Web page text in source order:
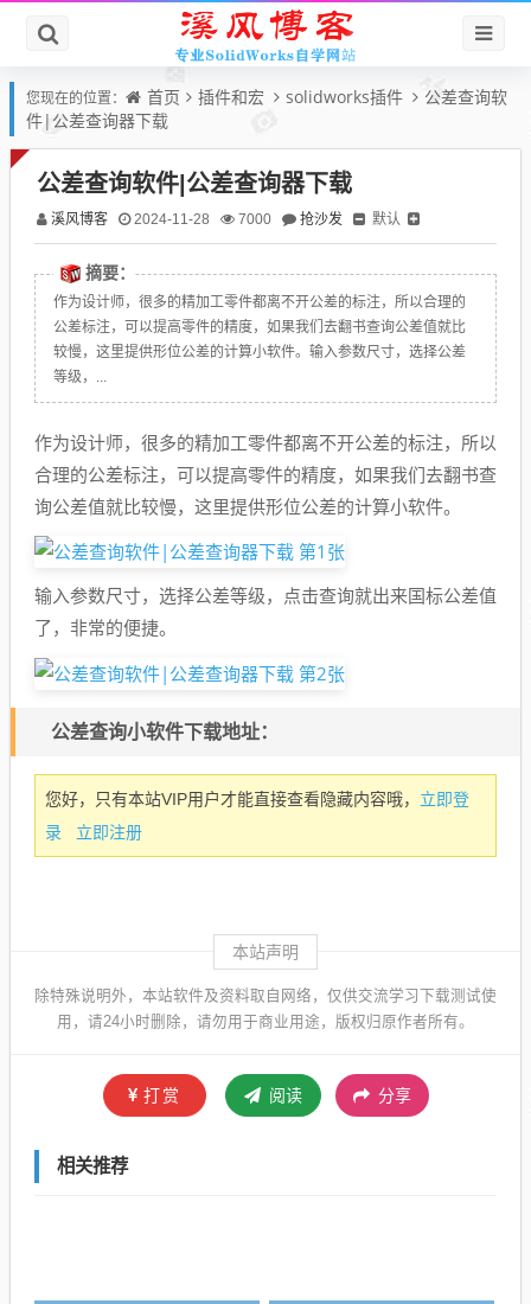
您现在的位置： 首页 插件和宏 solidworks插件
公差查询软
件|公差查询器下载
公差查询软件|公差查询器下载
溪风博客 2024-11-28 7000 抢沙发 默认
摘要：
作为设计师，很多的精加工零件都离不开公差的标注，所以合理的
公差标注，可以提高零件的精度，如果我们去翻书查询公差值就比
较慢，这里提供形位公差的计算小软件。输入参数尺寸，选择公差
等级，...
作为设计师，很多的精加工零件都离不开公差的标注，所以
合理的公差标注，可以提高零件的精度，如果我们去翻书查
询公差值就比较慢，这里提供形位公差的计算小软件。
输入参数尺寸，选择公差等级，点击查询就出来国标公差值
了，非常的便捷。
公差查询小软件下载地址：
您好，只有本站VIP用户才能直接查看隐藏内容哦， 立即登
录
立即注册
本站声明
除特殊说明外，本站软件及资料取自网络，仅供交流学习下载测试使
用，请24小时删除，请勿用于商业用途，版权归原作者所有。
打赏 阅读 分享
相关推荐